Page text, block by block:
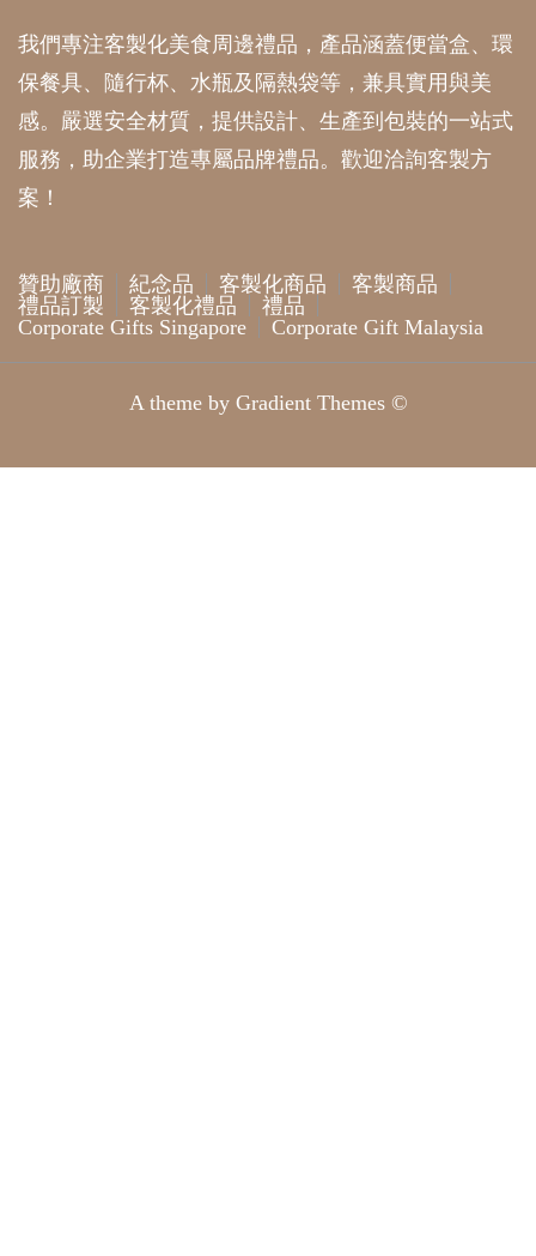
我們專注客製化美食周邊禮品，產品涵蓋便當盒、環
保餐具、隨行杯、水瓶及隔熱袋等，兼具實用與美
感。嚴選安全材質，提供設計、生產到包裝的一站式
服務，助企業打造專屬品牌禮品。歡迎洽詢客製方
案！
贊助廠商 紀念品 客製化商品
客製商品
禮品訂製
客製化禮品
禮品
Corporate Gifts Singapore
Corporate Gift Malaysia
A theme by Gradient Themes ©